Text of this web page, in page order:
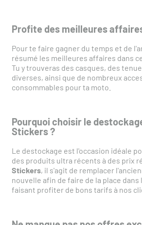
Profite des meilleures
Pour te faire gagner du temps et de
résumé les meilleures affaires dans
Tu y trouveras des casques, des
diverses, ainsi que de nombreux
consommables pour ta moto.
Pourquoi choisir le
Stickers ?
Le destockage est l'occasion idéale
des produits ultra récents à des prix
Stickers, il s'agit de remplacer
nouvelle afin de faire de la place
faisant profiter de bons tarifs à nos